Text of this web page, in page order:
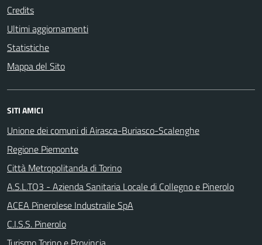
Credits
Ultimi aggiornamenti
Statistiche
Mappa del Sito
SITI AMICI
Unione dei comuni di Airasca-Buriasco-Scalenghe
Regione Piemonte
Città Metropolitanda di Torino
A.S.L.TO3 - Azienda Sanitaria Locale di Collegno e Pinerolo
ACEA Pinerolese Industraile SpA
C.I.S.S. Pinerolo